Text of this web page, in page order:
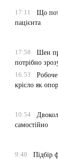
17:11
Що
пацієнта
17:58
Шен
потрібно
16:53
крісло як
10:54
самостійно
9:40
Підбір